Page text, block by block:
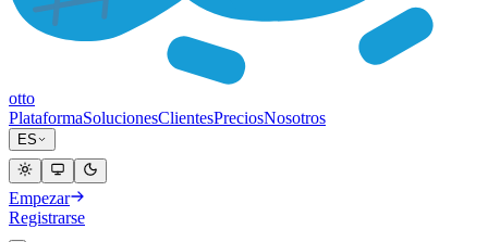
otto
PlataformaSolucionesClientesPreciosNosotros
ES
Empezar
Registrarse